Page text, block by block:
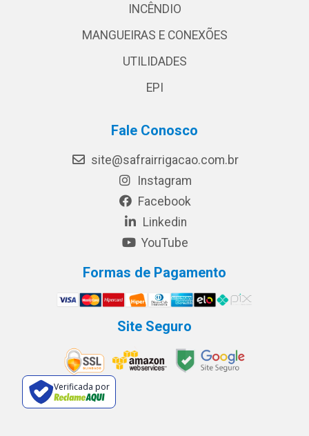
INCÊNDIO
MANGUEIRAS E CONEXÕES
UTILIDADES
EPI
Fale Conosco
site@safrairrigacao.com.br
Instagram
Facebook
Linkedin
YouTube
Formas de Pagamento
Site Seguro
Verificada por